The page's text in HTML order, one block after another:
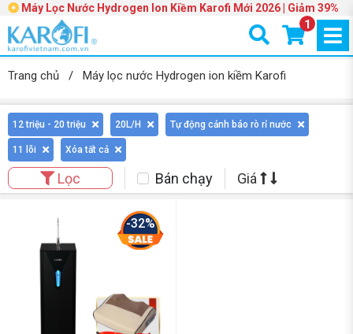
Máy Lọc Nước Hydrogen Ion Kiềm Karofi Mới 2026 | Giảm 39%
1
Trang chủ / Máy lọc nước Hydrogen ion kiềm Karofi
12 triệu - 20 triệu 20L/H Tự động cảnh báo rò rỉ nước
11 lõi Xóa tất cả
Lọc Bán chạy Giá
-32%